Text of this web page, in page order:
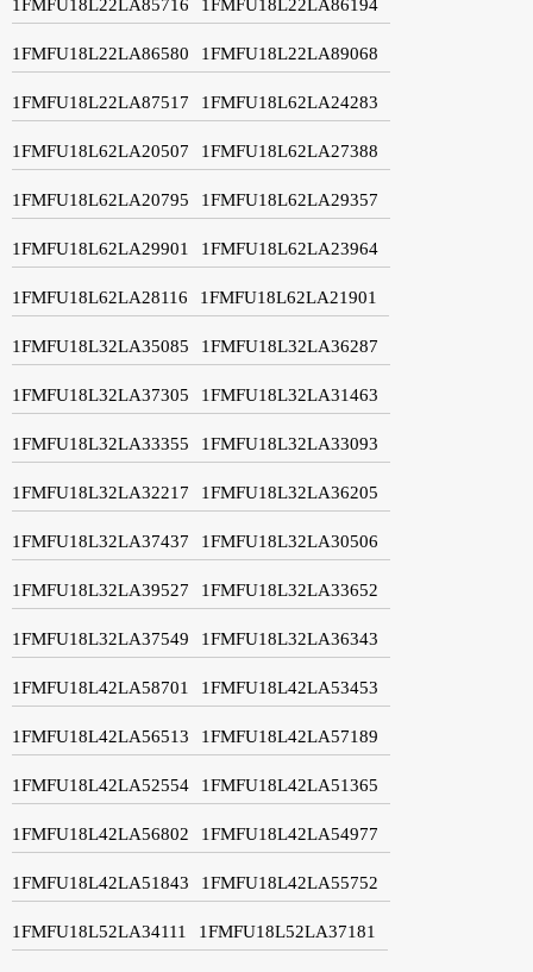
1FMFU18L22LA85716 1FMFU18L22LA86194
1FMFU18L22LA86580 1FMFU18L22LA89068
1FMFU18L22LA87517 1FMFU18L62LA24283
1FMFU18L62LA20507 1FMFU18L62LA27388
1FMFU18L62LA20795 1FMFU18L62LA29357
1FMFU18L62LA29901 1FMFU18L62LA23964
1FMFU18L62LA28116 1FMFU18L62LA21901
1FMFU18L32LA35085 1FMFU18L32LA36287
1FMFU18L32LA37305 1FMFU18L32LA31463
1FMFU18L32LA33355 1FMFU18L32LA33093
1FMFU18L32LA32217 1FMFU18L32LA36205
1FMFU18L32LA37437 1FMFU18L32LA30506
1FMFU18L32LA39527 1FMFU18L32LA33652
1FMFU18L32LA37549 1FMFU18L32LA36343
1FMFU18L42LA58701 1FMFU18L42LA53453
1FMFU18L42LA56513 1FMFU18L42LA57189
1FMFU18L42LA52554 1FMFU18L42LA51365
1FMFU18L42LA56802 1FMFU18L42LA54977
1FMFU18L42LA51843 1FMFU18L42LA55752
1FMFU18L52LA34111 1FMFU18L52LA37181